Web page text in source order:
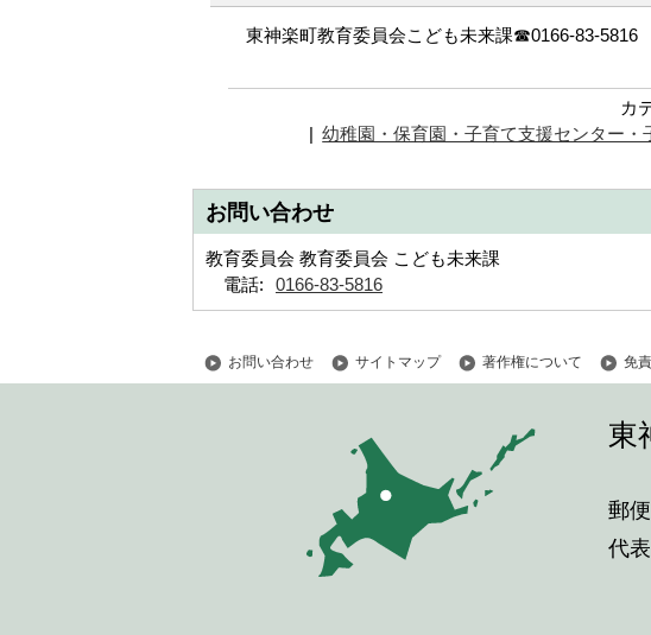
東神楽町教育委員会こども未来課☎0166-83-5816
カ
幼稚園・保育園・子育て支援センター
お問い合わせ
教育委員会 教育委員会 こども未来課
電話:
0166-83-5816
お問い合わせ サイトマップ 著作権について 免
東
郵
代